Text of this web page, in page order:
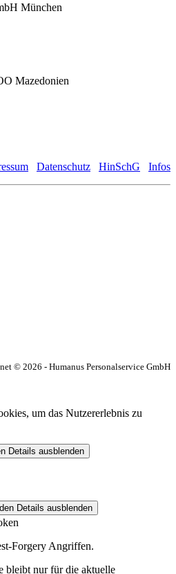
München
Mazedonien
Datenschutz HinSchG Infos
© 2026 - Humanus Personalservice GmbH
um das Nutzererlebnis zu
Details ausblenden
Details ausblenden
Forgery Angriffen.
bleibt nur für die aktuelle